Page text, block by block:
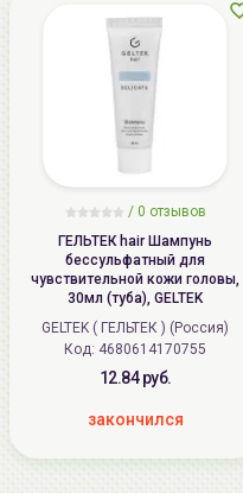
/ 0 отзывов
ГЕЛЬТЕК hair Шампунь
бессульфатный для
чувствительной кожи головы,
30мл (туба), GELTEK
GELTEK ( ГЕЛЬТЕК ) (Россия)
Код: 4680614170755
12.84 руб.
закончился